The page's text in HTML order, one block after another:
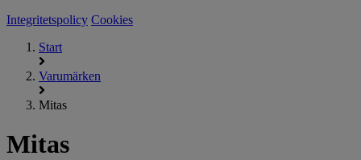
Integritetspolicy Cookies
Start
Varumärken
Mitas
Mitas